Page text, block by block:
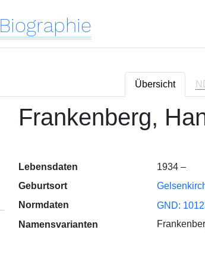
Biographie
Übersicht
Frankenberg,
Lebensdaten
1934 –
Geburtsort
Normdaten
GND:
Namensvarianten